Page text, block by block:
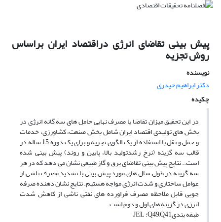
پیش بینی تقاضای انرژی دراقتصاد ایران براساس
روش تجزیه
نویسنده
دکتر ابراهیم حیدرى
چکیده
در این تحقیق میزان تقاضا یا مصرف نهایی حامل های سه گانه انرژی در
بخش های تولیدی اقتصاد ایران شامل بخش صنعت، کشاورزی، خدمات
و حمل و نقل با استفاده از یک الگوی تجزیه و برای یک دوره 15 ساله در
قالب سه گزینه (نرخ رشدتولید بالا، پایین و روند) پیش بینی شده
است.. نتایج پیش بینی تقاضای برق و گاز طبیعی نشان می دهد که در هر
سه گزینه در طول سال های مورد پیش بینی با تشدید مصرف ناشی از
عوامل ساختاری و شدت انرژی مواجه هستیم. نتایج نشان دهنده صرفه
جویی قابل ملاحظه مصرف فراورده های نفتی ناشی از کاهش شدت
انرژی در گزینه های اول و دوم است.
طبقه بندیJEL :Q49,Q41